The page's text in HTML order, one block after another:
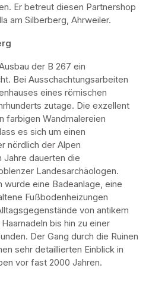
Er betreut diesen Partnershop
am Silberberg, Ahrweiler.
der B 267 ein
Bei Ausschachtungsarbeiten
eines römischen
zutage. Die exzellent
farbigen Wandmalereien
es sich um einen
nördlich der Alpen
Jahre dauerten die
Landesarchäologen.
wurde eine Badeanlage, eine
Fußbodenheizungen
von antikem
bis hin zu einer
Der Gang durch die Ruinen
sehr detaillierten Einblick in
vor fast 2000 Jahren.